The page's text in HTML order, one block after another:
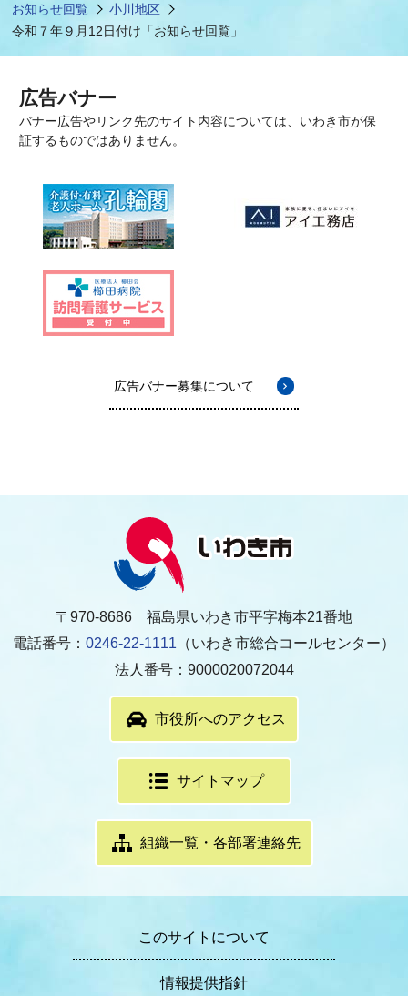
お知らせ回覧
小川地区
令和７年９月12日付け「お知らせ回覧」
広告バナー
バナー広告やリンク先のサイト内容については、いわき市が保
証するものではありません。
広告バナー募集について
〒970-8686 福島県いわき市平字梅本21番地
電話番号： 0246-22-1111 （いわき市総合コールセンター）
法人番号：9000020072044
市役所へのアクセス
サイトマップ
組織一覧・各部署連絡先
このサイトについて
情報提供指針